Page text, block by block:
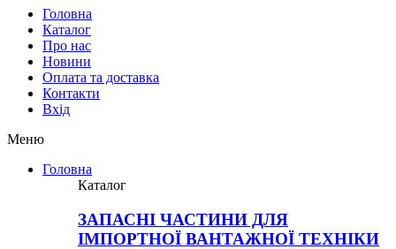
Головна
Каталог
Про нас
Новини
Оплата та доставка
Контакти
Вхiд
Меню
Головна
Каталог
ЗАПАСНІ ЧАСТИНИ ДЛЯ
ІМПОРТНОЇ ВАНТАЖНОЇ ТЕХНІКИ